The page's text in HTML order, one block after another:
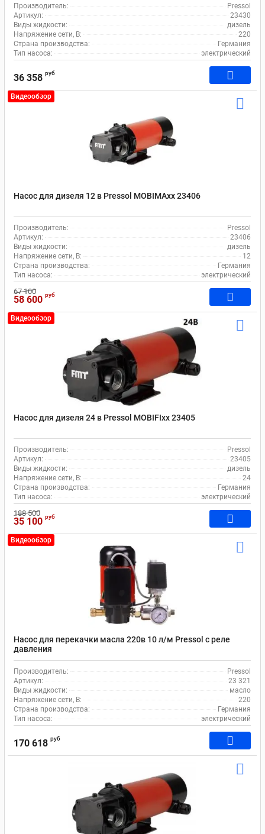
Производитель:
Pressol
Артикул:
23430
Виды жидкости:
дизель
Напряжение сети, В:
220
Страна производства:
Германия
Тип насоса:
электрический
36 358 руб
Видеообзор
Насос для дизеля 12 в Pressol MOBIMAxx 23406
Производитель:
Pressol
Артикул:
23406
Виды жидкости:
дизель
Напряжение сети, В:
12
Страна производства:
Германия
Тип насоса:
электрический
67 100
58 600 руб
Видеообзор
Насос для дизеля 24 в Pressol MOBIFIxx 23405
Производитель:
Pressol
Артикул:
23405
Виды жидкости:
дизель
Напряжение сети, В:
24
Страна производства:
Германия
Тип насоса:
электрический
188 500
35 100 руб
Видеообзор
Насос для перекачки масла 220в 10 л/м Pressol с реле
давления
Производитель:
Pressol
Артикул:
23 321
Виды жидкости:
масло
Напряжение сети, В:
220
Страна производства:
Германия
Тип насоса:
электрический
170 618 руб